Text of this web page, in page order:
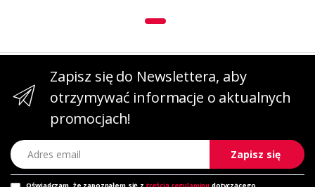
Zapisz się do Newslettera, aby
otrzymywać informacje o aktualnych
promocjach!
Adres email
Zapisz się
Oświadczam, że zapoznałem się z treścią regulaminu dotyczącego